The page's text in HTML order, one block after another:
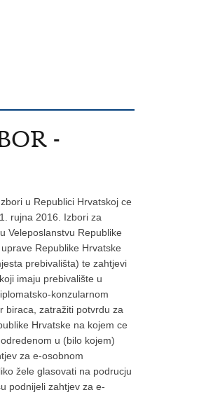
-
u Republici Hrvatskoj ce
rujna 2016. Izbori za
Veleposlanstvu Republike
Republike Hrvatske
prebivališta) te zahtjevi
imaju prebivalište u
konzularnom
biraca, zatražiti potvrdu za
Hrvatske na kojem ce
u (bilo kojem)
za e-osobnom
žele glasovati na podrucju
podnijeli zahtjev za e-